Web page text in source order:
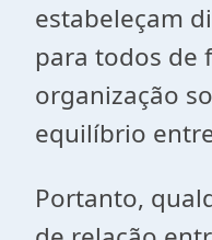
estabeleçam
para todos de
organização
equilíbrio
Portanto,